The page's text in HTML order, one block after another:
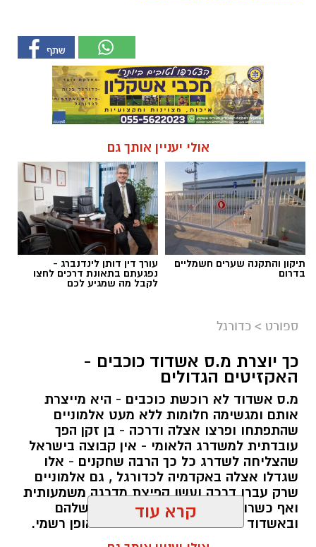
אולי יעניין אותך גם
תיקון והתקנה שערים חשמליים
בדרום
עורך דין דותן לינדנברג -
נפגעתם בתאונת דרכים לחצו
לקבל מה שמגיע לכם
ספורט > כדורגל
כך יוצרת מ.ס אשדוד כוכבים -
האקזיטים הגדולים
מ.ס אשדוד לא רוכשת כוכבים - היא מייצרת
אותם ומגשימה חלומות ללא מעט אלמוניים
שהתפתחו ופרצו אצלה ודרכה - בן זקן הפך
עובדתית למשדרג הלאומי - אין קבוצה בישראל
שהצליחה לשדרג כל כך הרבה שחקנים - אלו
שגדלו אצלה באקדמיה לכדורגל , גם אלמוניים
שרק עברו דרכה ועשו קפיצת מדרגה משמעותית
ואף כשרונות שנעלמו בקבוצות האם שלהם
ובאשדוד הם פרחו והפכו לכוכבים באופן רשמי.
קרא עוד